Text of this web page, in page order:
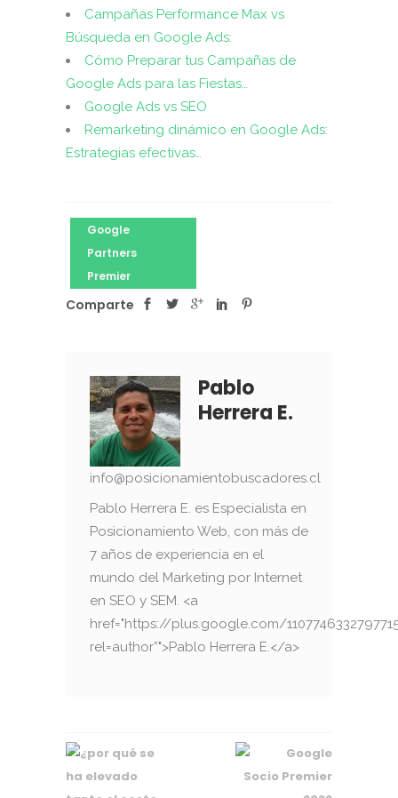
Campañas Performance Max vs
Búsqueda en Google Ads:
Cómo Preparar tus Campañas de
Google Ads para las Fiestas…
Google Ads vs SEO
Remarketing dinámico en Google Ads:
Estrategias efectivas…
Google
Partners
Premier
Comparte
Pablo
Herrera E.
info@posicionamientobuscadores.cl
Pablo Herrera E. es Especialista en
Posicionamiento Web, con más de
7 años de experiencia en el
mundo del Marketing por Internet
en SEO y SEM. <a
href="https://plus.google.com/
rel=author”">Pablo Herrera E.</a>